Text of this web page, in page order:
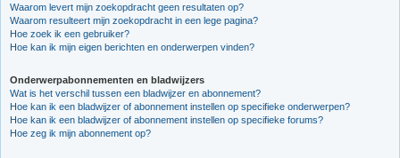
Waarom levert mijn zoekopdracht geen resultaten op?
Waarom resulteert mijn zoekopdracht in een lege pagina?
Hoe zoek ik een gebruiker?
Hoe kan ik mijn eigen berichten en onderwerpen vinden?
Onderwerpabonnementen en bladwijzers
Wat is het verschil tussen een bladwijzer en abonnement?
Hoe kan ik een bladwijzer of abonnement instellen op specifieke onderwerpen?
Hoe kan ik een bladwijzer of abonnement instellen op specifieke forums?
Hoe zeg ik mijn abonnement op?